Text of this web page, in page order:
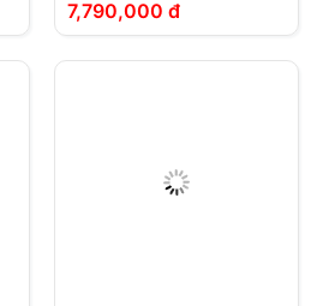
7,790,000 đ